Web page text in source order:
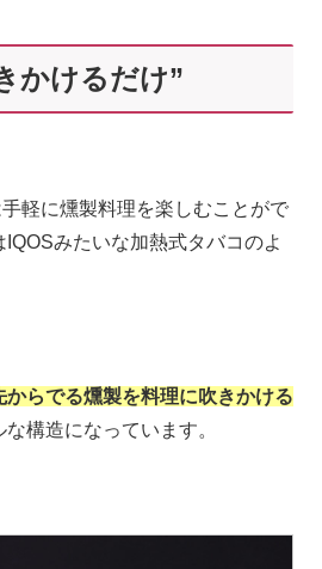
かけるだけ”
手軽に燻製料理を楽しむことがで
みたいな加熱式タバコのよ
からでる燻製を料理に吹きかける
構造になっています。